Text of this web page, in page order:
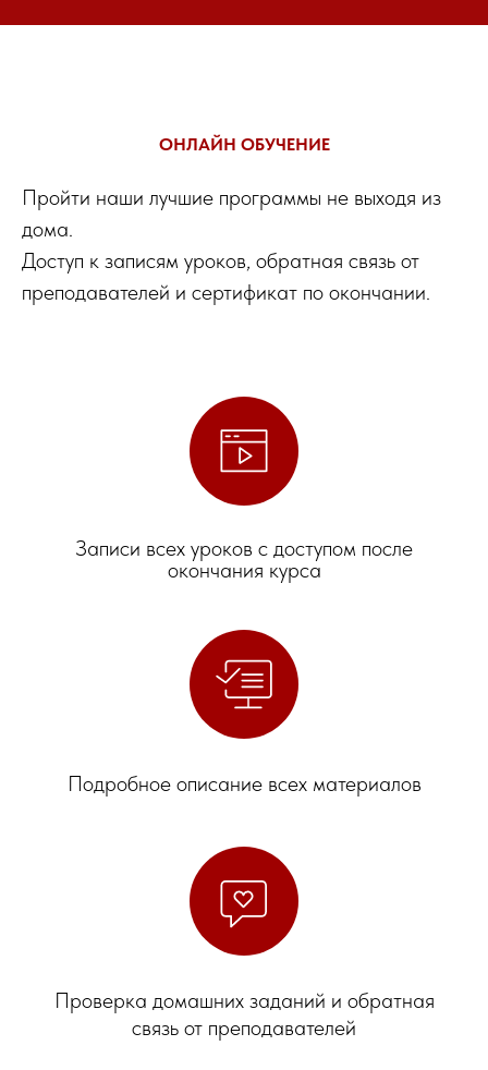
ОНЛАЙН ОБУЧЕНИЕ
Пройти наши лучшие программы не выходя из
дома.
Доступ к записям уроков, обратная связь от
преподавателей и сертификат по окончании.
Записи всех уроков с доступом после
окончания курса
Подробное описание всех материалов
Проверка домашних заданий и обратная
связь от преподавателей